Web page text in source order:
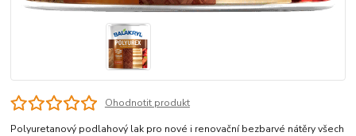
Ohodnotit produkt
Polyuretanový podlahový lak pro nové i renovační bezbarvé nátěry všech